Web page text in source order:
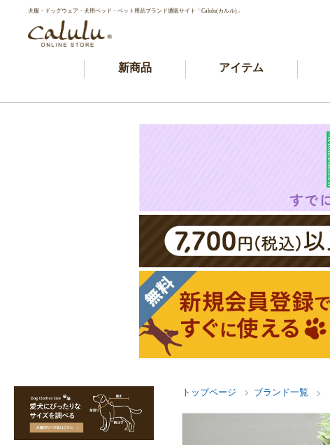
犬服・ドッグウェア・犬用ベッド・ペット用品ブランド通販サイト「Calulu(カルル)」
新商品 アイテム
トップページ ブランド一覧